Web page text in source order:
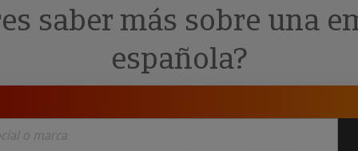
y ERP
· Recuperación de
Investigada
saber más sobre una
española?